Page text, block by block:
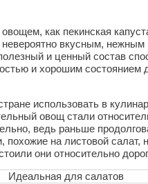
как пекинская
вкусным, нежным
и ценный состав
и хорошим состоянием
использовать в
овощ стали
ведь раньше
похожие на листовой салат,
они относительно